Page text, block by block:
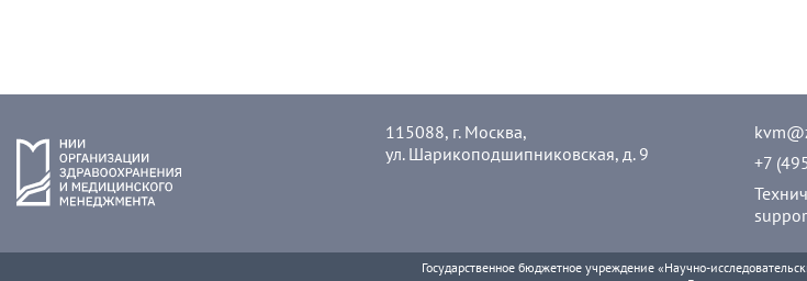
115088, г. Москва,
ул. Шарикоподшипниковская, д. 9
+7
Государственное бюджетное учреждение «Научно-